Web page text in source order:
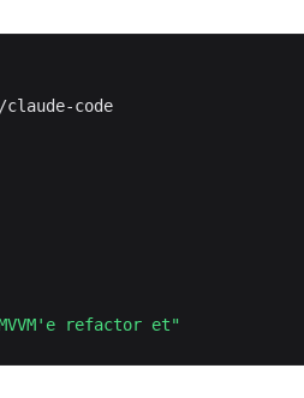
code
refactor et"